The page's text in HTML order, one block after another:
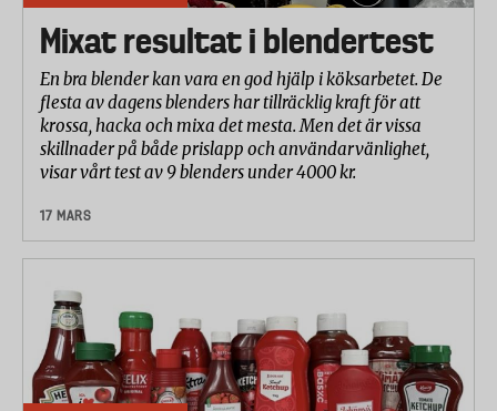
Mixat resultat i blendertest
En bra blender kan vara en god hjälp i köksarbetet. De
flesta av dagens blenders har tillräcklig kraft för att
krossa, hacka och mixa det mesta. Men det är vissa
skillnader på både prislapp och användarvänlighet,
visar vårt test av 9 blenders under 4000 kr.
17 MARS